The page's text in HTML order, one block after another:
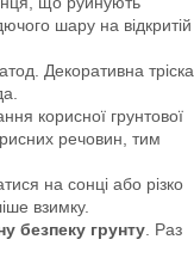
шару на відкритій
Декоративна тріска
корисної грунтової
речовин, тим
на сонці або різко
взимку.
безпеку грунту . Раз